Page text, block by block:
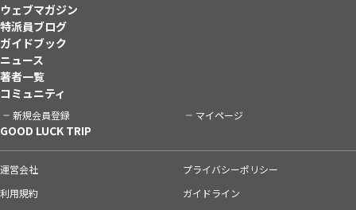
ウェブマガジン
特派員ブログ
ガイドブック
ニュース
著者一覧
コミュニティ
新規会員登録 マイページ
GOOD LUCK TRIP
運営会社
プライバシーポリシー
利用規約
ガイドライン